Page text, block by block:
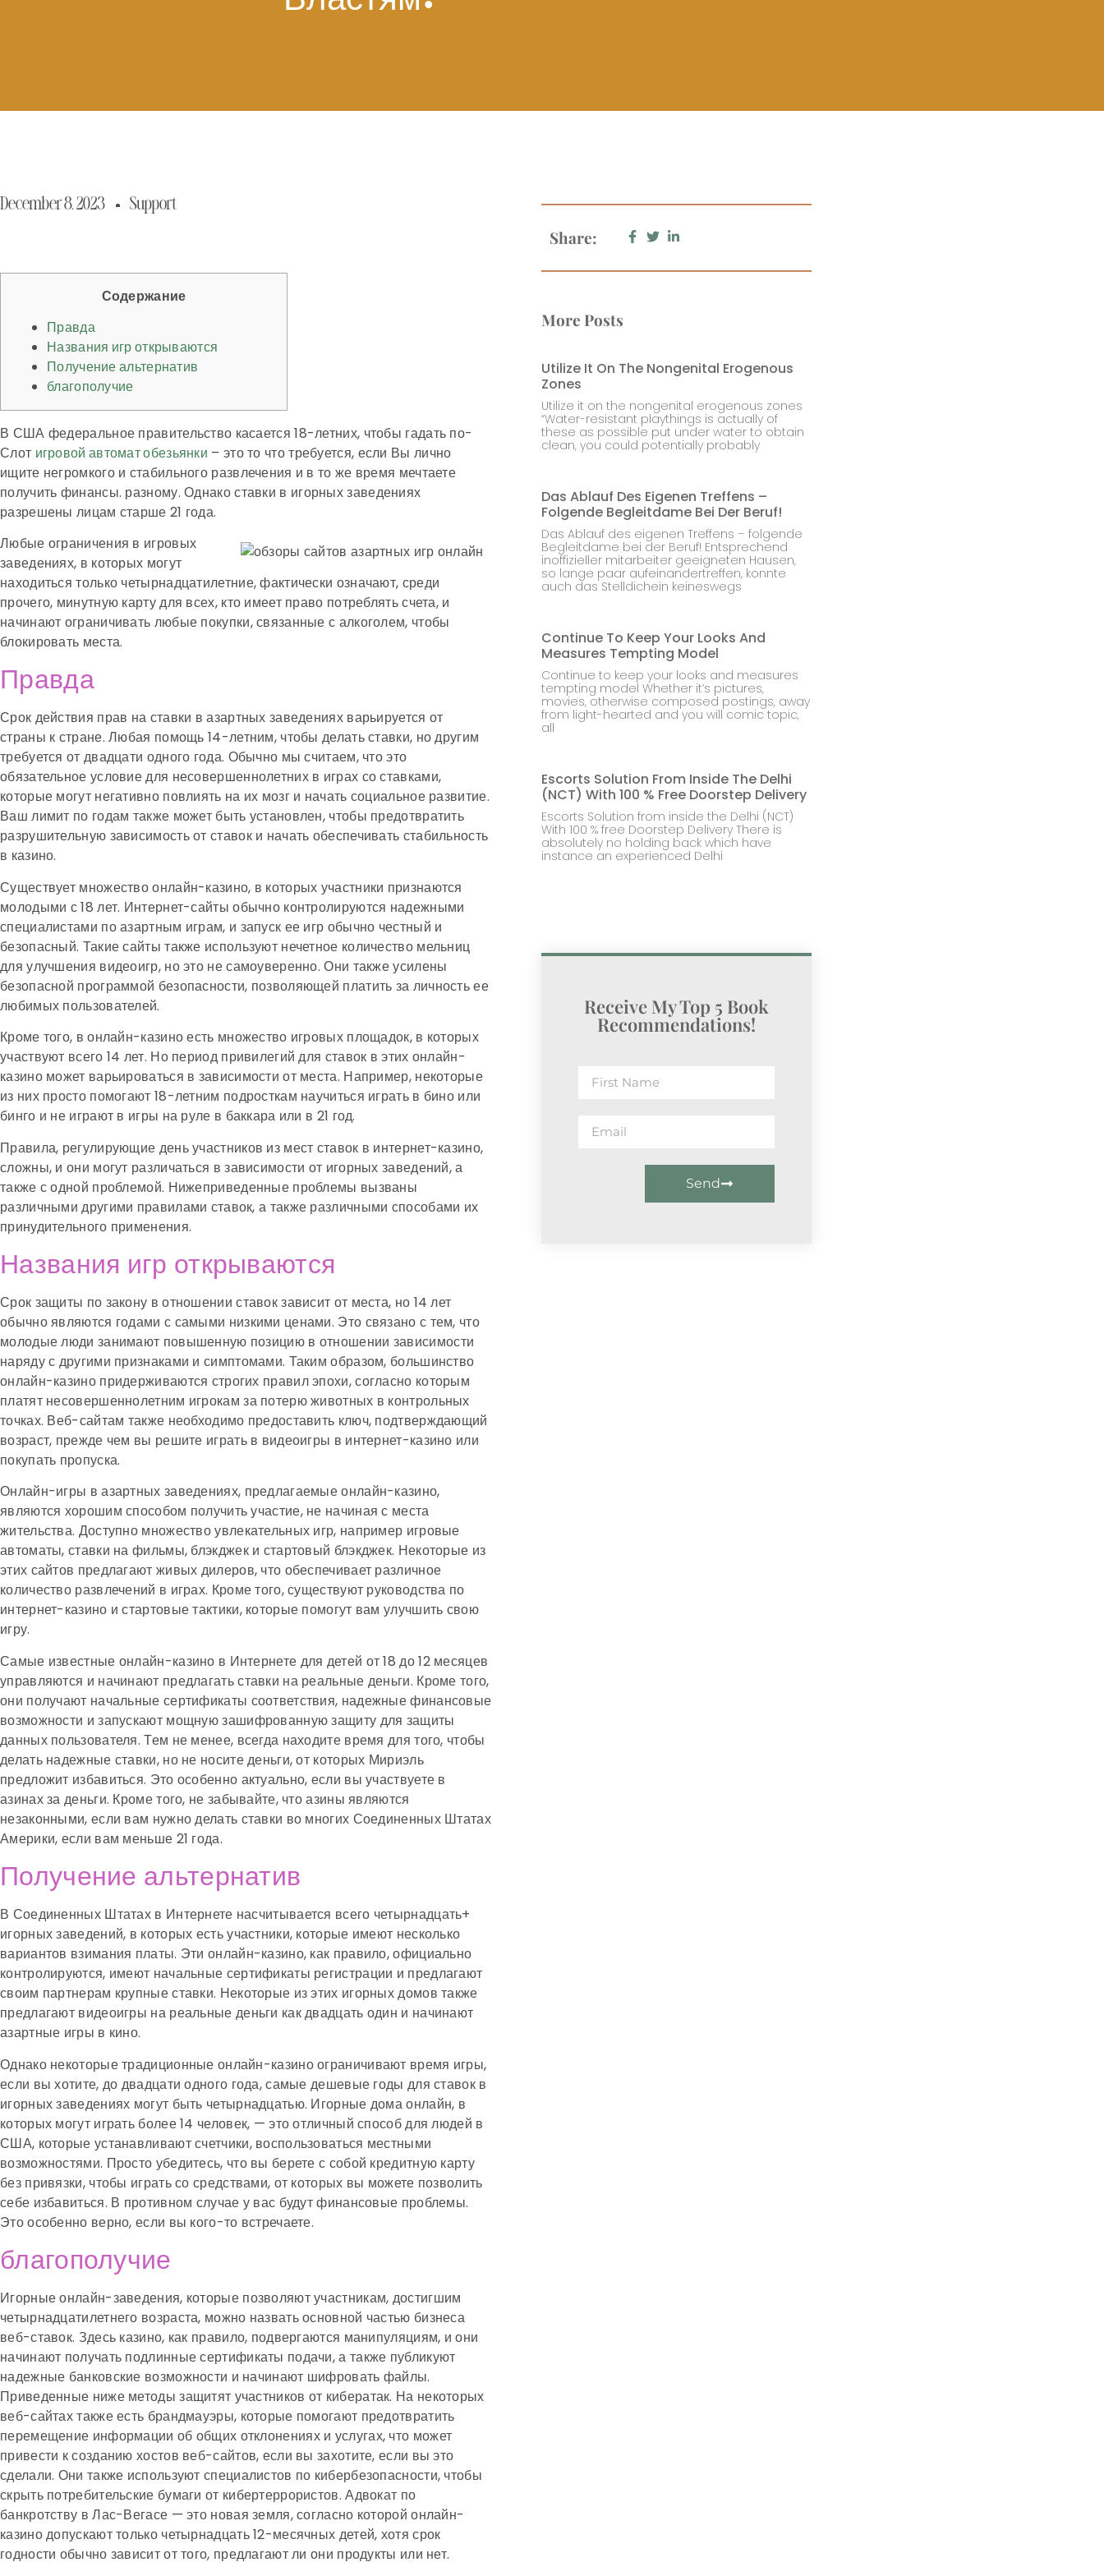
December 8, 2023 Support
Содержание
Правда
Названия игр открываются
Получение альтернатив
благополучие
В США федеральное правительство касается 18-летних, чтобы гадать по-
Слот игровой автомат обезьянки – это то что требуется, если Вы лично
ищите негромкого и стабильного развлечения и в то же время мечтаете
получить финансы. разному.Однако ставки в игорных заведениях
разрешены лицам старше 21 года.
Любые ограничения в игровых
заведениях, в которых могут
находиться только четырнадцатилетние, фактически означают, среди
прочего, минутную карту для всех, кто имеет право потреблять счета, и
начинают ограничивать любые покупки, связанные с алкоголем, чтобы
блокировать места.
Правда
Срок действия прав на ставки в азартных заведениях варьируется от
страны к стране. Любая помощь 14-летним, чтобы делать ставки, но другим
требуется от двадцати одного года. Обычно мы считаем, что это
обязательное условие для несовершеннолетних в играх со ставками,
которые могут негативно повлиять на их мозг и начать социальное развитие.
Ваш лимит по годам также может быть установлен, чтобы предотвратить
разрушительную зависимость от ставок и начать обеспечивать стабильность
в казино.
Существует множество онлайн-казино, в которых участники признаются
молодыми с 18 лет. Интернет-сайты обычно контролируются надежными
специалистами по азартным играм, и запуск ее игр обычно честный и
безопасный. Такие сайты также используют нечетное количество мельниц
для улучшения видеоигр, но это не самоуверенно. Они также усилены
безопасной программой безопасности, позволяющей платить за личность ее
любимых пользователей.
Кроме того, в онлайн-казино есть множество игровых площадок, в которых
участвуют всего 14 лет. Но период привилегий для ставок в этих онлайн-
казино может варьироваться в зависимости от места. Например, некоторые
из них просто помогают 18-летним подросткам научиться играть в бино или
бинго и не играют в игры на руле в баккара или в 21 год.
Правила, регулирующие день участников из мест ставок в интернет-казино,
сложны, и они могут различаться в зависимости от игорных заведений, а
также с одной проблемой. Нижеприведенные проблемы вызваны
различными другими правилами ставок, а также различными способами их
принудительного применения.
Названия игр открываются
Срок защиты по закону в отношении ставок зависит от места, но 14 лет
обычно являются годами с самыми низкими ценами. Это связано с тем, что
молодые люди занимают повышенную позицию в отношении зависимости
наряду с другими признаками и симптомами. Таким образом, большинство
онлайн-казино придерживаются строгих правил эпохи, согласно которым
платят несовершеннолетним игрокам за потерю животных в контрольных
точках. Веб-сайтам также необходимо предоставить ключ, подтверждающий
возраст, прежде чем вы решите играть в видеоигры в интернет-казино или
покупать пропуска.
Онлайн-игры в азартных заведениях, предлагаемые онлайн-казино,
являются хорошим способом получить участие, не начиная с места
жительства. Доступно множество увлекательных игр, например игровые
автоматы, ставки на фильмы, блэкджек и стартовый блэкджек. Некоторые из
этих сайтов предлагают живых дилеров, что обеспечивает различное
количество развлечений в играх. Кроме того, существуют руководства по
интернет-казино и стартовые тактики, которые помогут вам улучшить свою
игру.
Самые известные онлайн-казино в Интернете для детей от 18 до 12 месяцев
управляются и начинают предлагать ставки на реальные деньги. Кроме того,
они получают начальные сертификаты соответствия, надежные финансовые
возможности и запускают мощную зашифрованную защиту для защиты
данных пользователя. Тем не менее, всегда находите время для того, чтобы
делать надежные ставки, но не носите деньги, от которых Мириэль
предложит избавиться. Это особенно актуально, если вы участвуете в
азинах за деньги. Кроме того, не забывайте, что азины являются
незаконными, если вам нужно делать ставки во многих Соединенных Штатах
Америки, если вам меньше 21 года.
Получение альтернатив
В Соединенных Штатах в Интернете насчитывается всего четырнадцать+
игорных заведений, в которых есть участники, которые имеют несколько
вариантов взимания платы. Эти онлайн-казино, как правило, официально
контролируются, имеют начальные сертификаты регистрации и предлагают
своим партнерам крупные ставки. Некоторые из этих игорных домов также
предлагают видеоигры на реальные деньги как двадцать один и начинают
азартные игры в кино.
Однако некоторые традиционные онлайн-казино ограничивают время игры,
если вы хотите, до двадцати одного года, самые дешевые годы для ставок в
игорных заведениях могут быть четырнадцатью. Игорные дома онлайн, в
которых могут играть более 14 человек, — это отличный способ для людей в
США, которые устанавливают счетчики, воспользоваться местными
возможностями. Просто убедитесь, что вы берете с собой кредитную карту
без привязки, чтобы играть со средствами, от которых вы можете позволить
себе избавиться. В противном случае у вас будут финансовые проблемы.
Это особенно верно, если вы кого-то встречаете.
благополучие
Игорные онлайн-заведения, которые позволяют участникам, достигшим
четырнадцатилетнего возраста, можно назвать основной частью бизнеса
веб-ставок. Здесь казино, как правило, подвергаются манипуляциям, и они
начинают получать подлинные сертификаты подачи, а также публикуют
надежные банковские возможности и начинают шифровать файлы.
Приведенные ниже методы защитят участников от кибератак. На некоторых
веб-сайтах также есть брандмауэры, которые помогают предотвратить
перемещение информации об общих отклонениях и услугах, что может
привести к созданию хостов веб-сайтов, если вы захотите, если вы это
сделали. Они также используют специалистов по кибербезопасности, чтобы
скрыть потребительские бумаги от кибертеррористов. Адвокат по
банкротству в Лас-Вегасе — это новая земля, согласно которой онлайн-
казино допускают только четырнадцать 12-месячных детей, хотя срок
годности обычно зависит от того, предлагают ли они продукты или нет.
Share:
More Posts
Utilize It On The Nongenital Erogenous
Zones
Utilize it on the nongenital erogenous zones
“Water-resistant playthings is actually of
these as possible put under water to obtain
clean, you could potentially probably
Das Ablauf Des Eigenen Treffens –
Folgende Begleitdame Bei Der Beruf!
Das Ablauf des eigenen Treffens – folgende
Begleitdame bei der Beruf! Entsprechend
inoffizieller mitarbeiter geeigneten Hausen,
so lange paar aufeinandertreffen, konnte
auch das Stelldichein keineswegs
Continue To Keep Your Looks And
Measures Tempting Model
Continue to keep your looks and measures
tempting model Whether it’s pictures,
movies, otherwise composed postings, away
from light-hearted and you will comic topic,
all
Escorts Solution From Inside The Delhi
(NCT) With 100 % Free Doorstep Delivery
Escorts Solution from inside the Delhi (NCT)
With 100 % free Doorstep Delivery There is
absolutely no holding back which have
instance an experienced Delhi
Receive My Top 5 Book
Recommendations!
Send